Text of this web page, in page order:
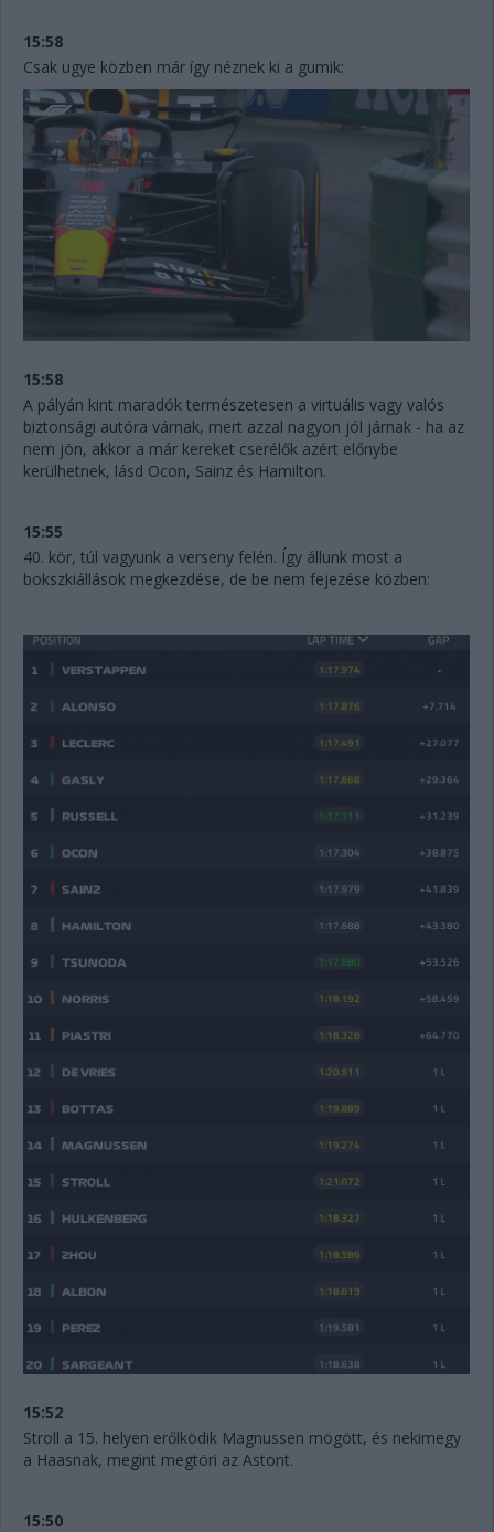
15:58
Csak ugye közben már így néznek ki a gumik:
15:58
A pályán kint maradók természetesen a virtuális vagy valós
biztonsági autóra várnak, mert azzal nagyon jól járnak - ha az
nem jön, akkor a már kereket cserélők azért előnybe
kerülhetnek, lásd Ocon, Sainz és Hamilton.
15:55
40. kör, túl vagyunk a verseny felén. Így állunk most a
bokszkiállások megkezdése, de be nem fejezése közben:
15:52
Stroll a 15. helyen erőlködik Magnussen mögött, és nekimegy
a Haasnak, megint megtöri az Astont.
15:50